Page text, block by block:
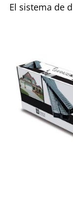
El sistema de